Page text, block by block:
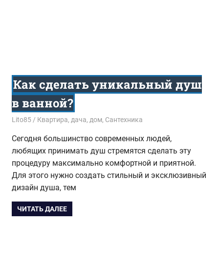
Как сделать уникальный душ
в ванной?
01.07.2015
Lito85 Квартира, дача, дом, Сантехника
Сегодня большинство современных людей,
любящих принимать душ стремятся сделать эту
процедуру максимально комфортной и приятной.
Для этого нужно создать стильный и эксклюзивный
дизайн душа, тем
ЧИТАТЬ ДАЛЕЕ